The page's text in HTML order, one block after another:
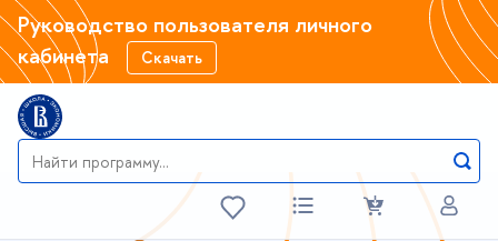
Руководство пользователя личного
кабинета
Скачать